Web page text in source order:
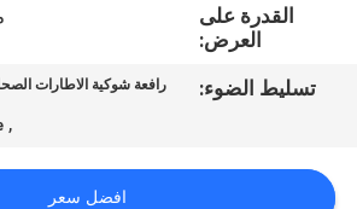
الموقع
القدرة على
العرض:
تسليط الضوء:
رافعة شوكية الاطارات
,
افضل سعر